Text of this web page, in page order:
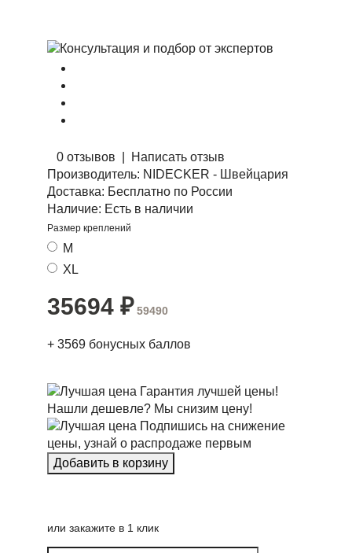
0 отзывов
Написать отзыв
Производитель: NIDECKER - Швейцария
Доставка: Бесплатно по России
Наличие: Есть в наличии
Размер креплений
M
XL
35694 ₽ 59490
+ 3569 бонусных баллов
Гарантия лучшей цены!
Нашли дешевле? Мы снизим цену!
Подпишись на снижение
цены, узнай о распродаже первым
или закажите в 1 клик